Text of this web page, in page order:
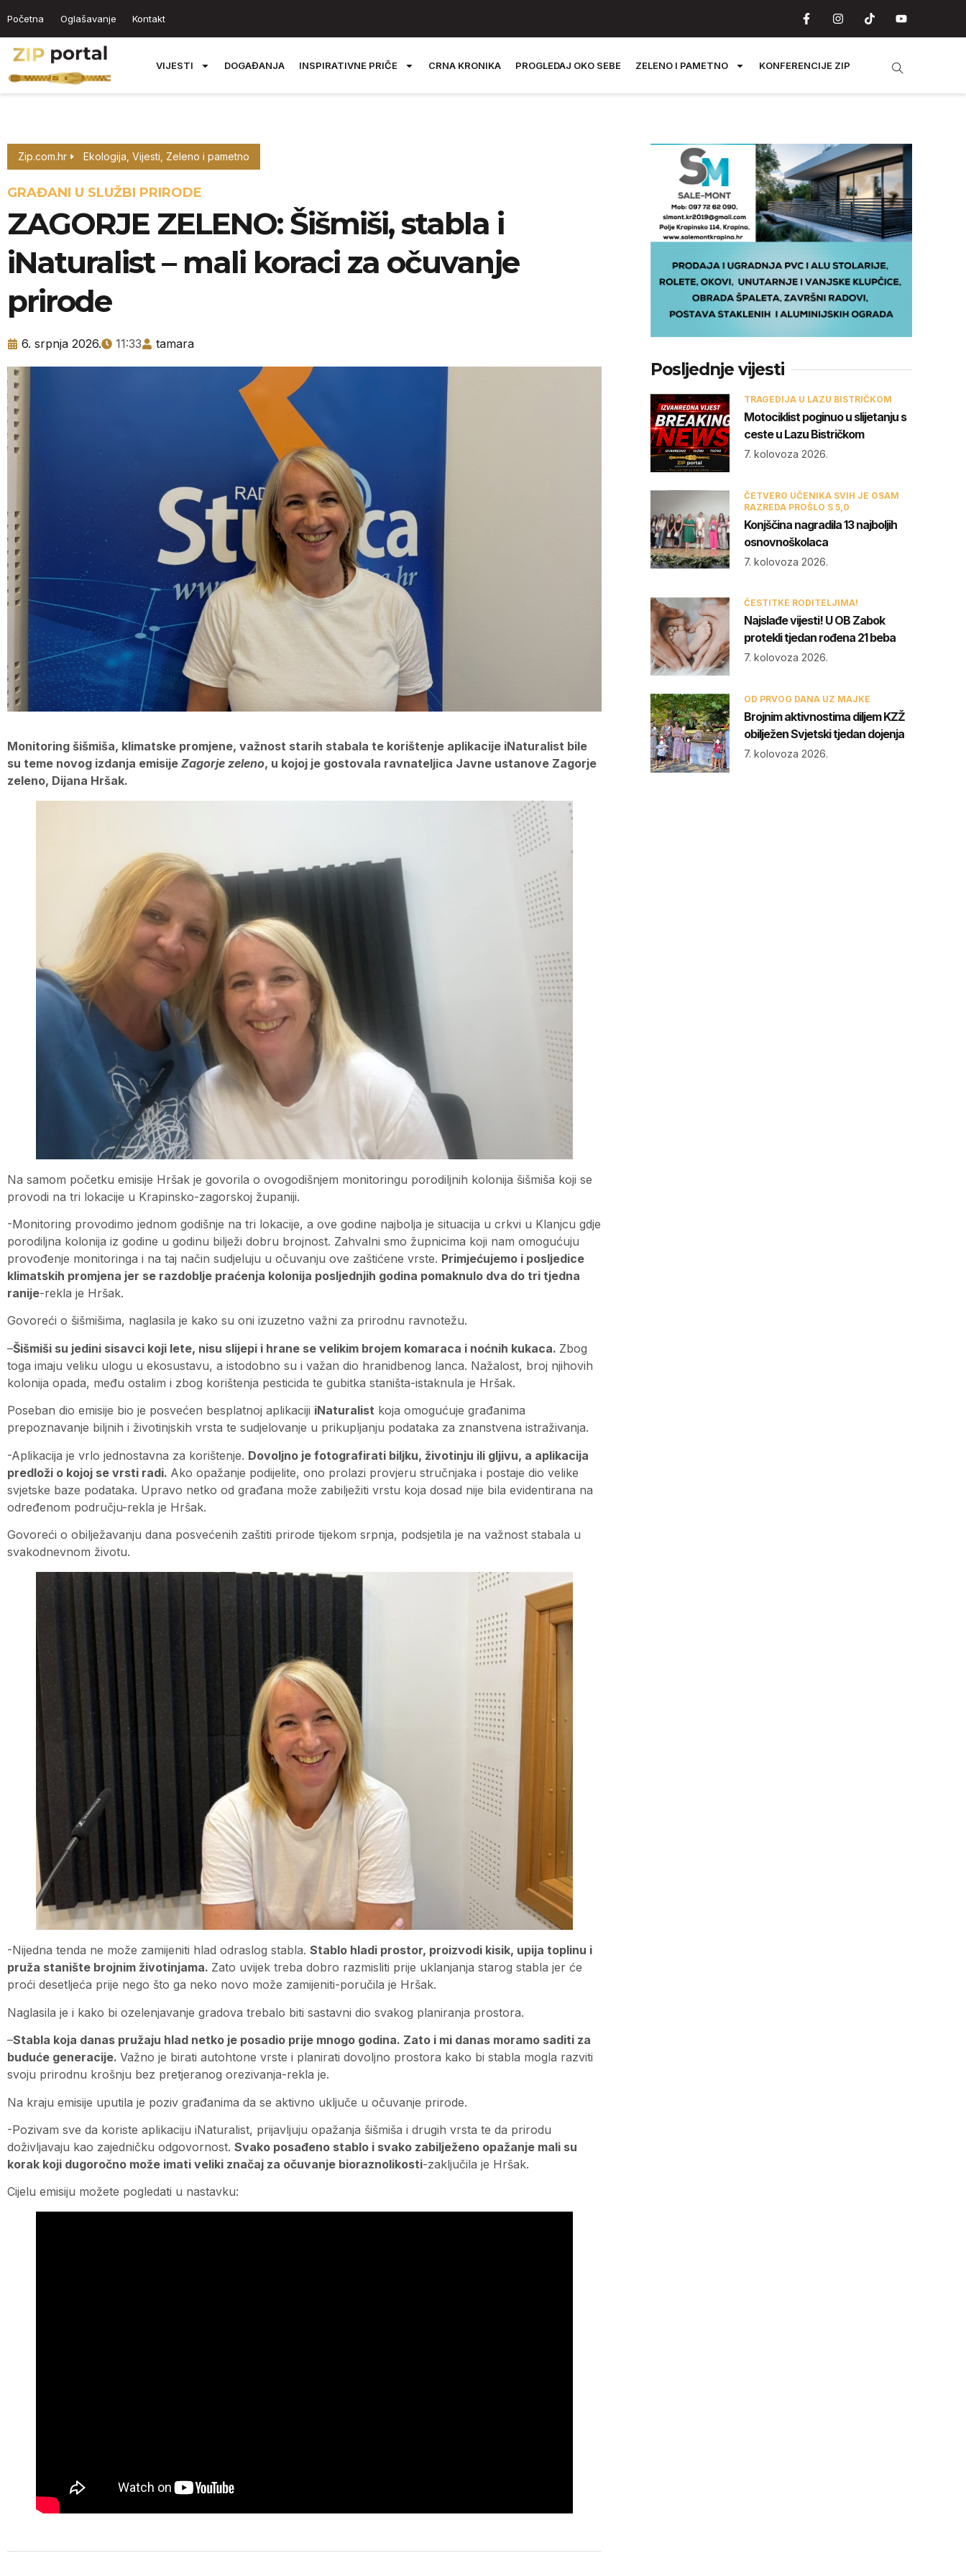
Početna Oglašavanje Kontakt
VIJESTI DOGAĐANJA INSPIRATIVNE PRIČE CRNA KRONIKA PROGLEDAJ OKO SEBE ZELENO I PAMETNO KONFERENCIJE ZIP
Zip.com.hr Ekologija Vijesti Zeleno i pametno
GRAĐANI U SLUŽBI PRIRODE
ZAGORJE ZELENO: Šišmiši, stabla i
iNaturalist – mali koraci za očuvanje
prirode
6. srpnja 2026. 11:33 tamara
Monitoring šišmiša, klimatske promjene, važnost starih stabala te korištenje aplikacije iNaturalist bile
su teme novog izdanja emisije Zagorje zeleno, u kojoj je gostovala ravnateljica Javne ustanove Zagorje
zeleno, Dijana Hršak.
Na samom početku emisije Hršak je govorila o ovogodišnjem monitoringu porodiljnih kolonija šišmiša koji se
provodi na tri lokacije u Krapinsko-zagorskoj županiji.
-Monitoring provodimo jednom godišnje na tri lokacije, a ove godine najbolja je situacija u crkvi u Klanjcu gdje
porodiljna kolonija iz godine u godinu bilježi dobru brojnost. Zahvalni smo župnicima koji nam omogućuju
provođenje monitoringa i na taj način sudjeluju u očuvanju ove zaštićene vrste. Primjećujemo i posljedice
klimatskih promjena jer se razdoblje praćenja kolonija posljednjih godina pomaknulo dva do tri tjedna
ranije-rekla je Hršak.
Govoreći o šišmišima, naglasila je kako su oni izuzetno važni za prirodnu ravnotežu.
–Šišmiši su jedini sisavci koji lete, nisu slijepi i hrane se velikim brojem komaraca i noćnih kukaca. Zbog
toga imaju veliku ulogu u ekosustavu, a istodobno su i važan dio hranidbenog lanca. Nažalost, broj njihovih
kolonija opada, među ostalim i zbog korištenja pesticida te gubitka staništa-istaknula je Hršak.
Poseban dio emisije bio je posvećen besplatnoj aplikaciji iNaturalist koja omogućuje građanima
prepoznavanje biljnih i životinjskih vrsta te sudjelovanje u prikupljanju podataka za znanstvena istraživanja.
-Aplikacija je vrlo jednostavna za korištenje. Dovoljno je fotografirati biljku, životinju ili gljivu, a aplikacija
predloži o kojoj se vrsti radi. Ako opažanje podijelite, ono prolazi provjeru stručnjaka i postaje dio velike
svjetske baze podataka. Upravo netko od građana može zabilježiti vrstu koja dosad nije bila evidentirana na
određenom području-rekla je Hršak.
Govoreći o obilježavanju dana posvećenih zaštiti prirode tijekom srpnja, podsjetila je na važnost stabala u
svakodnevnom životu.
-Nijedna tenda ne može zamijeniti hlad odraslog stabla. Stablo hladi prostor, proizvodi kisik, upija toplinu i
pruža stanište brojnim životinjama. Zato uvijek treba dobro razmisliti prije uklanjanja starog stabla jer će
proći desetljeća prije nego što ga neko novo može zamijeniti-poručila je Hršak.
Naglasila je i kako bi ozelenjavanje gradova trebalo biti sastavni dio svakog planiranja prostora.
–Stabla koja danas pružaju hlad netko je posadio prije mnogo godina. Zato i mi danas moramo saditi za
buduće generacije. Važno je birati autohtone vrste i planirati dovoljno prostora kako bi stabla mogla razviti
svoju prirodnu krošnju bez pretjeranog orezivanja-rekla je.
Na kraju emisije uputila je poziv građanima da se aktivno uključe u očuvanje prirode.
-Pozivam sve da koriste aplikaciju iNaturalist, prijavljuju opažanja šišmiša i drugih vrsta te da prirodu
doživljavaju kao zajedničku odgovornost. Svako posađeno stablo i svako zabilježeno opažanje mali su
korak koji dugoročno može imati veliki značaj za očuvanje bioraznolikosti-zaključila je Hršak.
Cijelu emisiju možete pogledati u nastavku:
Posljednje vijesti
TRAGEDIJA U LAZU BISTRIČKOM
Motociklist poginuo u slijetanju s
ceste u Lazu Bistričkom
7. kolovoza 2026.
ČETVERO UČENIKA SVIH JE OSAM
RAZREDA PROŠLO S 5,0
Konjščina nagradila 13 najboljih
osnovnoškolaca
7. kolovoza 2026.
ČESTITKE RODITELJIMA!
Najslađe vijesti! U OB Zabok
protekli tjedan rođena 21 beba
7. kolovoza 2026.
OD PRVOG DANA UZ MAJKE
Brojnim aktivnostima diljem KZŽ
obilježen Svjetski tjedan dojenja
7. kolovoza 2026.